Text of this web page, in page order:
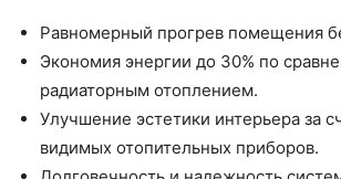
Равномерный прогрев помещения
Экономия энергии до 30% по
радиаторным отоплением.
Улучшение эстетики интерьера за
видимых отопительных приборов.